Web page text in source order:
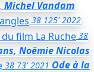
Michel Vandam
38 125' 2022
38
Noëmie Nicolas
38 73' 2021 Ode à la